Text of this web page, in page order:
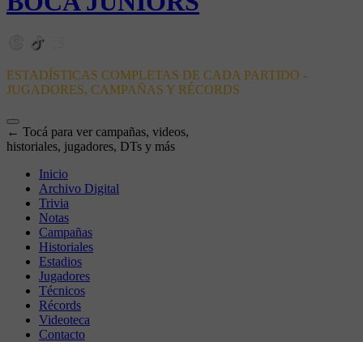
ESTADÍSTICAS COMPLETAS DE CADA PARTIDO -
JUGADORES, CAMPAÑAS Y RÉCORDS
← Tocá para ver campañas, videos,
historiales, jugadores, DTs y más
Inicio
Archivo Digital
Trivia
Notas
Campañas
Historiales
Estadios
Jugadores
Técnicos
Récords
Videoteca
Contacto